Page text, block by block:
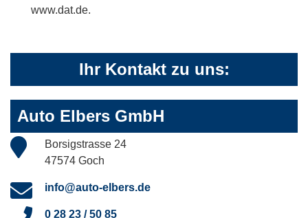
www.dat.de.
Ihr Kontakt zu uns:
Auto Elbers GmbH
Borsigstrasse 24
47574 Goch
info@auto-elbers.de
0 28 23 / 50 85